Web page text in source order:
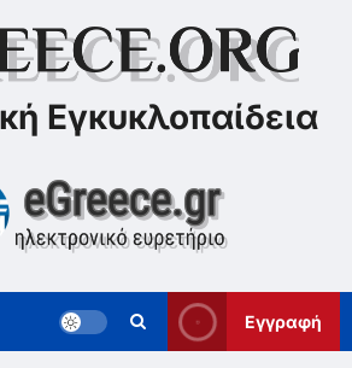
Εγκυκλοπαίδεια
Εγγραφή